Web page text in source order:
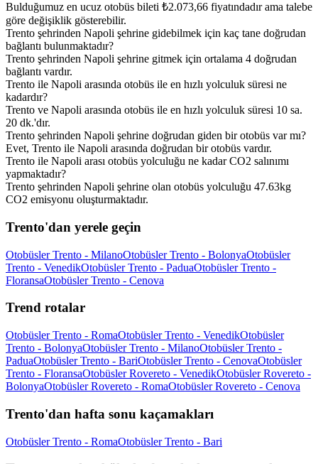
Bulduğumuz en ucuz otobüs bileti ₺2.073,66 fiyatındadır ama talebe
göre değişiklik gösterebilir.
Trento şehrinden Napoli şehrine gidebilmek için kaç tane doğrudan
bağlantı bulunmaktadır?
Trento şehrinden Napoli şehrine gitmek için ortalama 4 doğrudan
bağlantı vardır.
Trento ile Napoli arasında otobüs ile en hızlı yolculuk süresi ne
kadardır?
Trento ve Napoli arasında otobüs ile en hızlı yolculuk süresi 10 sa.
20 dk.'dır.
Trento şehrinden Napoli şehrine doğrudan giden bir otobüs var mı?
Evet, Trento ile Napoli arasında doğrudan bir otobüs vardır.
Trento ile Napoli arası otobüs yolculuğu ne kadar CO2 salınımı
yapmaktadır?
Trento şehrinden Napoli şehrine olan otobüs yolculuğu 47.63kg
CO2 emisyonu oluşturmaktadır.
Trento'dan yerele geçin
Otobüsler Trento - MilanoOtobüsler Trento - BolonyaOtobüsler
Trento - VenedikOtobüsler Trento - PaduaOtobüsler Trento -
FloransaOtobüsler Trento - Cenova
Trend rotalar
Otobüsler Trento - RomaOtobüsler Trento - VenedikOtobüsler
Trento - BolonyaOtobüsler Trento - MilanoOtobüsler Trento -
PaduaOtobüsler Trento - BariOtobüsler Trento - CenovaOtobüsler
Trento - FloransaOtobüsler Rovereto - VenedikOtobüsler Rovereto -
BolonyaOtobüsler Rovereto - RomaOtobüsler Rovereto - Cenova
Trento'dan hafta sonu kaçamakları
Otobüsler Trento - RomaOtobüsler Trento - Bari